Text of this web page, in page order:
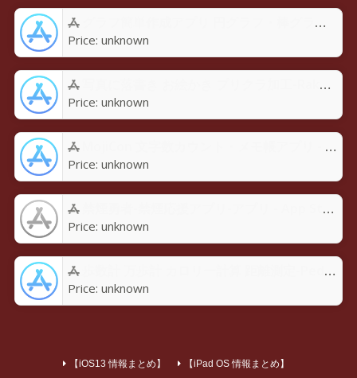
グラフ簡単作成アプリ 円グラフ・棒グラフ・折れ線GraPhoアプリ - App Store
Price: unknown
写真に落書き お絵かき プリクラ加工-Rakugaky-アプリ - App Store
Price: unknown
MojiCon 文字数カウント・メモ帳アプリ - App Store
Price: unknown
禁煙勇者-禁煙応援アプリ-アプリ - App Store
Price: unknown
歩数計 万歩計 カロリー計算 距離測定-Pedoroアプリ - App Store
Price: unknown
【iOS13 情報まとめ】
【iPad OS 情報まとめ】